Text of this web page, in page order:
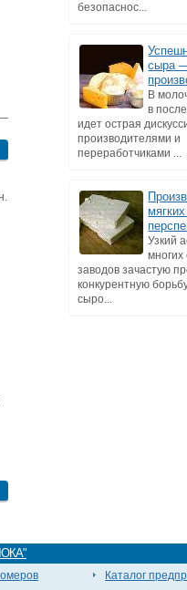
безопаснос...
сыра
В
в
идет острая
производителями и
переработчиками ...
Узкий
заводов зачастую
конкурентную
сыро...
Каталог